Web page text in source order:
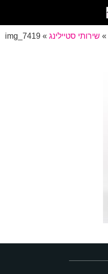
» שירותי סטיילינג »
img_7419